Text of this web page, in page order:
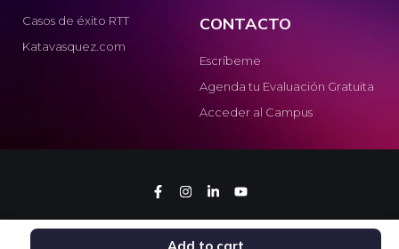
Casos de éxito RTT
Katavasquez.com
CONTACTO
Escríbeme
Agenda tu Evaluación Gratuita
Acceder al Campus
Política de privacidad Términos y condiciones